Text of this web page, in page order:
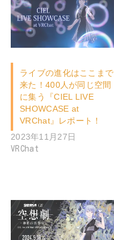
ライブの進化はここまで
来た！400人が同じ空間
に集う『CIEL LIVE
SHOWCASE at
VRChat』レポート！
2023年11月27日
VRChat